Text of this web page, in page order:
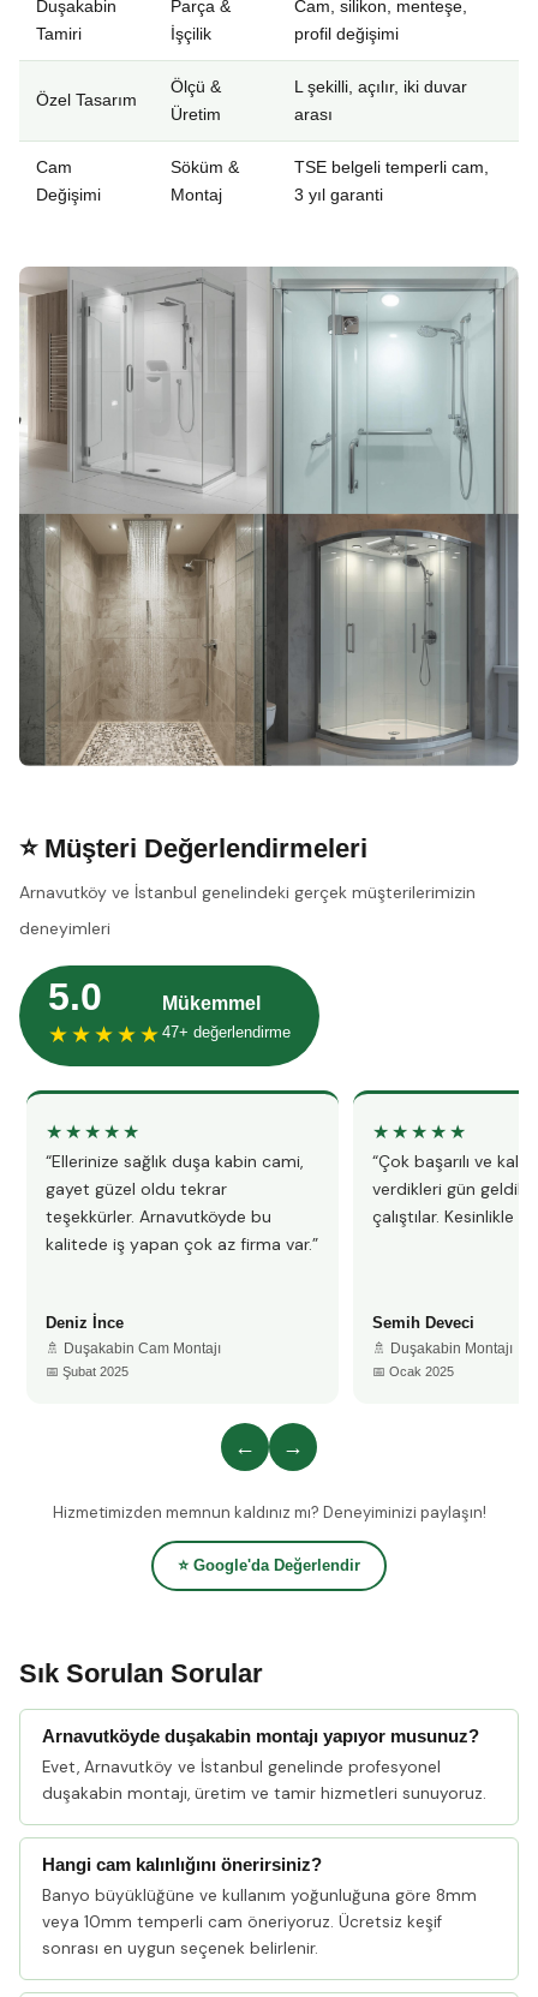
Duşakabin
Tamiri
Parça &
İşçilik
Cam, silikon, menteşe,
profil değişimi
Özel Tasarım
Ölçü &
Üretim
L şekilli, açılır, iki duvar
arası
Cam
Değişimi
Söküm &
Montaj
TSE belgeli temperli cam,
3 yıl garanti
⭐ Müşteri Değerlendirmeleri
Arnavutköy ve İstanbul genelindeki gerçek müşterilerimizin
deneyimleri
5.0
★★★★★
Mükemmel
47+ değerlendirme
★★★★★
“Ellerinize sağlık duşa kabin cami,
gayet güzel oldu tekrar
teşekkürler. Arnavutköyde bu
kalitede iş yapan çok az firma var.”
Deniz İnce
🚿 Duşakabin Cam Montajı
📅 Şubat 2025
★★★★★
“Çok başarılı ve
verdikleri gün
çalıştılar. Kesinlikle
Semih Deveci
🚿 Duşakabin Montajı
📅 Ocak 2025
← →
Hizmetimizden memnun kaldınız mı? Deneyiminizi paylaşın!
⭐ Google'da Değerlendir
Sık Sorulan Sorular
Arnavutköyde duşakabin montajı yapıyor musunuz?
Evet, Arnavutköy ve İstanbul genelinde profesyonel
duşakabin montajı, üretim ve tamir hizmetleri sunuyoruz.
Hangi cam kalınlığını önerirsiniz?
Banyo büyüklüğüne ve kullanım yoğunluğuna göre 8mm
veya 10mm temperli cam öneriyoruz. Ücretsiz keşif
sonrası en uygun seçenek belirlenir.